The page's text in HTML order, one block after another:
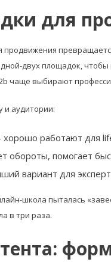
для
продвижения
двух площадок,
чаще выбирают
и аудитории:
работают для
обороты, помогает
вариант для
школа пыталась
в три раза.